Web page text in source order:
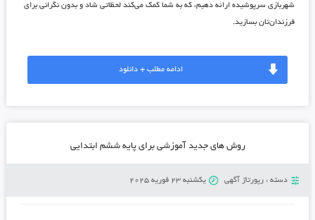
شهربازی سرپوشیده ارائه دهیم، که به شما کمک می‌کند لحظاتی شاد و بدون نگرانی برای
فرزندان‌تان بسازید.
ادامه مطلب + دانلود
روش های جدید آموزشی برای پایه ششم ابتدایی
دسته : رپورتاژ آگهی یکشنبه 23 فوریه 2025